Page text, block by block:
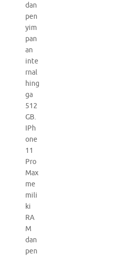
dan
pen
yim
pan
an
inte
rnal
hing
ga
512
GB.
IPh
one
11
Pro
Max
me
mili
ki
RA
M
dan
pen